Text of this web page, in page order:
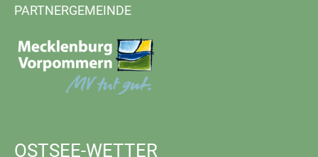
PARTNERGEMEINDE
OSTSEE-WETTER